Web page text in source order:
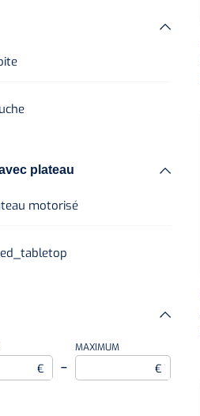
plateau
motorisé
€ –
MAXIMUM
€